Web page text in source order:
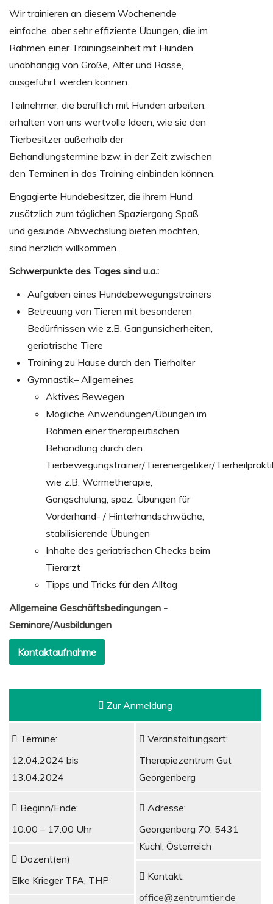
Wir trainieren an diesem Wochenende
einfache, aber sehr effiziente Übungen, die im
Rahmen einer Trainingseinheit mit Hunden,
unabhängig von Größe, Alter und Rasse,
ausgeführt werden können.
Teilnehmer, die beruflich mit Hunden arbeiten,
erhalten von uns wertvolle Ideen, wie sie den
Tierbesitzer außerhalb der
Behandlungstermine bzw. in der Zeit zwischen
den Terminen in das Training einbinden können.
Engagierte Hundebesitzer, die ihrem Hund
zusätzlich zum täglichen Spaziergang Spaß
und gesunde Abwechslung bieten möchten,
sind herzlich willkommen.
Schwerpunkte des Tages sind u.a.:
Aufgaben eines Hundebewegungstrainers
Betreuung von Tieren mit besonderen
Bedürfnissen wie z.B. Gangunsicherheiten,
geriatrische Tiere
Training zu Hause durch den Tierhalter
Gymnastik– Allgemeines
Aktives Bewegen
Mögliche Anwendungen/Übungen im
Rahmen einer therapeutischen
Behandlung durch den
Tierbewegungstrainer/Tierenergetiker/
wie z.B. Wärmetherapie,
Gangschulung, spez. Übungen für
Vorderhand- / Hinterhandschwäche,
stabilisierende Übungen
Inhalte des geriatrischen Checks beim
Tierarzt
Tipps und Tricks für den Alltag
Allgemeine Geschäftsbedingungen -
Seminare/Ausbildungen
Kontaktaufnahme
Zur Anmeldung
Termine:
12.04.2024 bis
13.04.2024
Beginn/Ende:
10:00 – 17:00 Uhr
Dozent(en)
Elke Krieger TFA, THP
Veranstaltungsort:
Therapiezentrum Gut
Georgenberg
Adresse:
Georgenberg 70, 5431
Kuchl, Österreich
Kontakt:
office@zentrumtier.de